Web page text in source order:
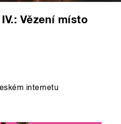
Vězení místo
internetu